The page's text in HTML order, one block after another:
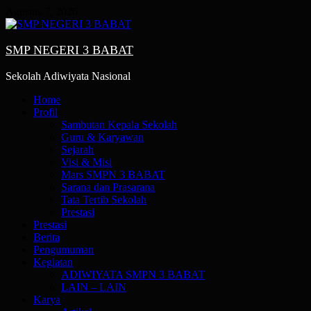
to
SMP NEGERI 3 BABAT
Sekolah Adiwiyata Nasional
PrimaryHome
Profil
Sambutan Kepala Sekolah
Guru & Karyawan
Sejarah
Visi & Misi
Mars SMPN 3 BABAT
Sarana dan Prasarana
Tata Tertib Sekolah
Prestasi
Prestasi
Berita
Pengumuman
Kegiatan
ADIWIYATA SMPN 3 BABAT
LAIN – LAIN
Karya